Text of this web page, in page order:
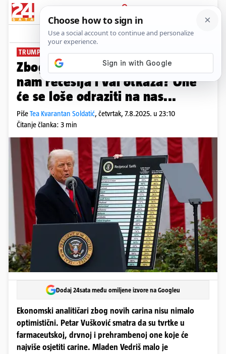
PRIJAVA
News Komentari
TRUMPOVE CARINE PLUS+
Zbog Trumpovih carina prijeti
nam recesija i val otkaza? One
će se loše odraziti na nas...
PišeTea Kvarantan Soldatić, četvrtak, 7.8.2025. u 23:10
Čitanje članka: 3 min
Dodaj 24sata među omiljene izvore na Googleu
Ekonomski analitičari zbog novih carina nisu nimalo
optimistični. Petar Vušković smatra da su tvrtke u
farmaceutskoj, drvnoj i prehrambenoj one koje će
najviše osjetiti carine. Mladen Vedriš malo je